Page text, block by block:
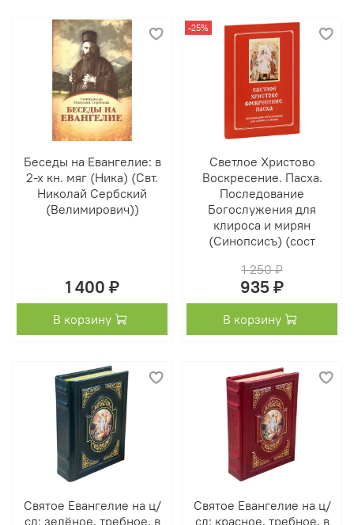
Беседы на Евангелие: в
2-х кн. мяг (Ника) (Свт.
Николай Сербский
(Велимирович))
1 400 ₽
В корзину
-25%
Светлое Христово
Воскресение. Пасха.
Последование
Богослужения для
клироса и мирян
(Синопсисъ) (сост
1 250 ₽
935 ₽
В корзину
Святое Евангелие на ц/
сл: зелёное, требное, в
Святое Евангелие на ц/
сл: красное, требное, в